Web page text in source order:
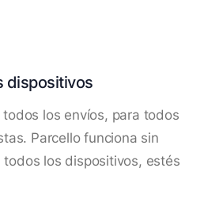
dispositivos
todos los envíos, para todos
Parcello funciona sin
todos los dispositivos, estés